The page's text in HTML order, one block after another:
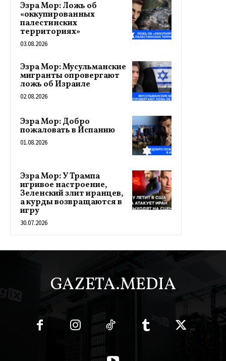
Эзра Мор: Ложь об
«оккупированных
палестинских
территориях»
03.08.2026
Эзра Мор: Мусульманские
мигранты опровергают
ложь об Израиле
02.08.2026
Эзра Мор: Добро
пожаловать в Испанию
01.08.2026
Эзра Мор: У Трампа
игривое настроение,
Зеленский злит иранцев,
а курды возвращаются в
игру
30.07.2026
GAZETA.MEDIA